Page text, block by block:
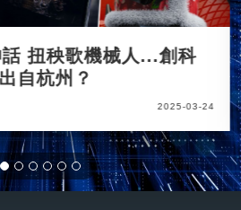
扭秧歌機械人...創科
自杭州？
2025-03-24